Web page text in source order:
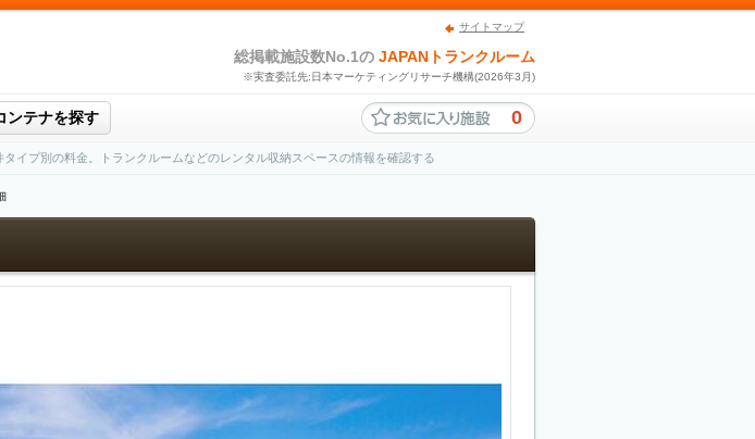
サイトマップ
総掲載施設数No.1の JAPANトランクルーム
※実査委託先:日本マーケティングリサーチ機構(2026年3月)
ンテナを探す 0
イプ別の料金。トランクルームなどのレンタル収納スペースの情報を確認する